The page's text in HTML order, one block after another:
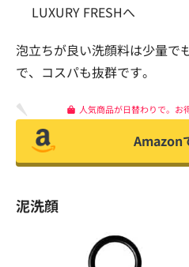
LUXURY FRESHへ
泡立ちが良い洗顔料は少量で
で、コスパも抜群です。
人気商品が日替わりで。お
Amazon
泥洗顔